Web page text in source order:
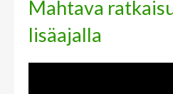
Mahtava
lisäajalla